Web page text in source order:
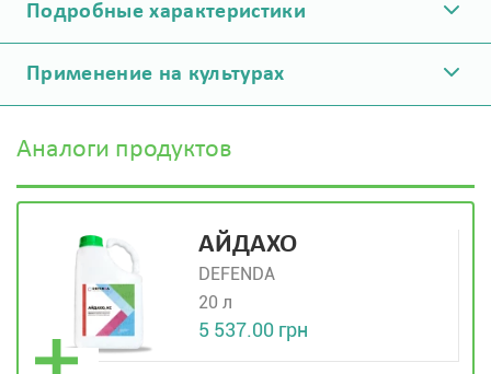
Подробные характеристики
Применение на культурах
Аналоги продуктов
АЙДАХО
DEFENDA
20 л
5 537.00 грн